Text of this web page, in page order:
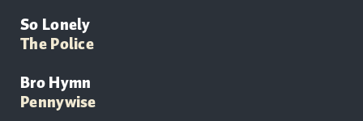
So Lonely
The Police
Bro Hymn
Pennywise